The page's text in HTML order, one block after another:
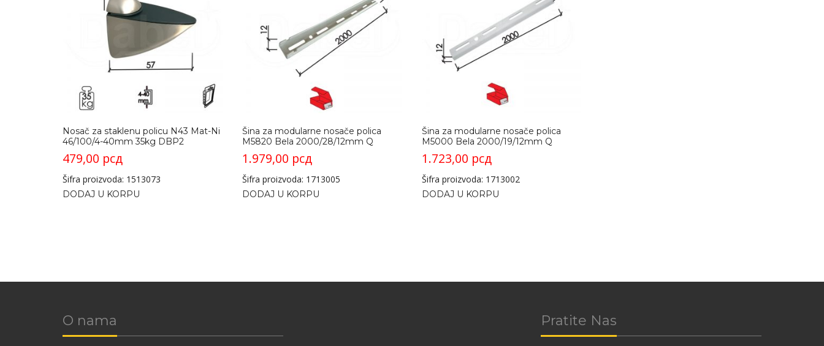
Nosač za staklenu policu N43 Mat-Ni
46/100/4-40mm 35kg DBP2
479,00 рсд
Šifra proizvoda: 1513073
DODAJ U KORPU
Šina za modularne nosače polica
M5820 Bela 2000/28/12mm Q
1.979,00 рсд
Šifra proizvoda: 1713005
DODAJ U KORPU
Šina za modularne nosače polica
M5000 Bela 2000/19/12mm Q
1.723,00 рсд
Šifra proizvoda: 1713002
DODAJ U KORPU
O nama Pratite Nas